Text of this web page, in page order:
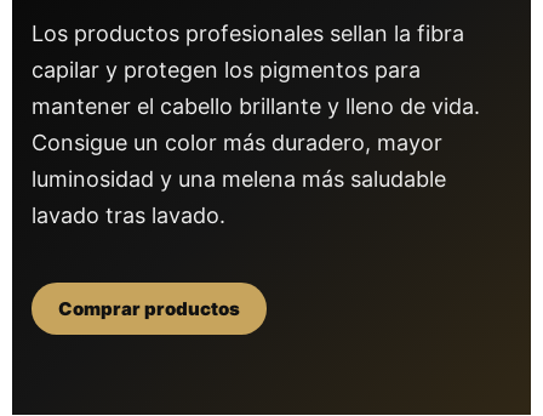
Los productos profesionales sellan la fibra
capilar y protegen los pigmentos para
mantener el cabello brillante y lleno de vida.
Consigue un color más duradero, mayor
luminosidad y una melena más saludable
lavado tras lavado.
Comprar productos